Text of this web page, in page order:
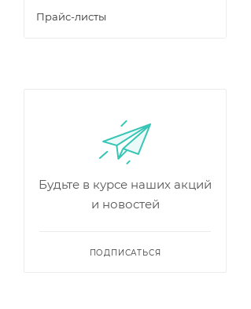
Прайс-листы
Будьте в курсе наших акций
и новостей
ПОДПИСАТЬСЯ